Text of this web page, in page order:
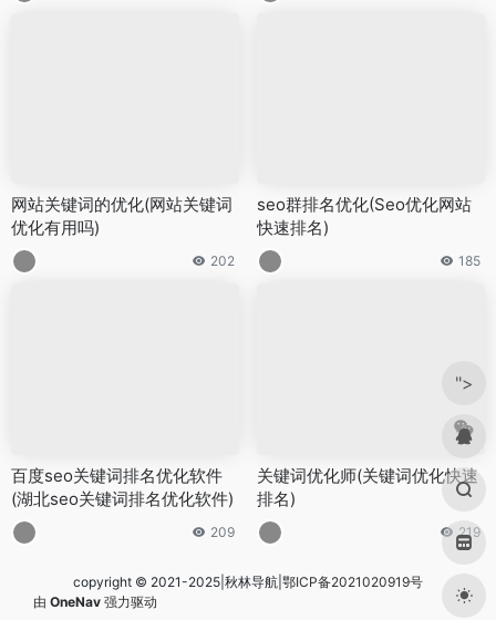
网站关键词的优化(网站关键词
优化有用吗)
202
seo群排名优化(Seo优化网站
快速排名)
185
百度seo关键词排名优化软件
(湖北seo关键词排名优化软件)
209
关键词优化师(关键词优化快速
排名)
219
copyright © 2021-2025|秋林导航| 鄂ICP备2021020919号
由 OneNav 强力驱动
">